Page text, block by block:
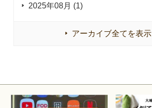
2025年08月 (1)
アーカイブ全てを表示